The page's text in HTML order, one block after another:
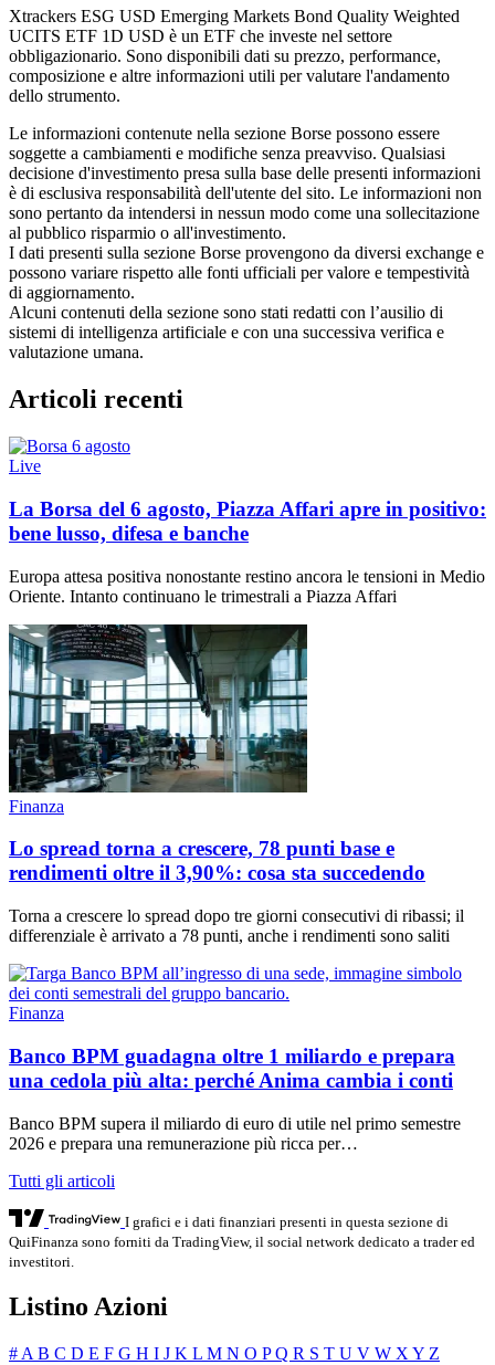
Xtrackers ESG USD Emerging Markets Bond Quality Weighted
UCITS ETF 1D USD è un ETF che investe nel settore
obbligazionario. Sono disponibili dati su prezzo, performance,
composizione e altre informazioni utili per valutare l'andamento
dello strumento.
Le informazioni contenute nella sezione Borse possono essere
soggette a cambiamenti e modifiche senza preavviso. Qualsiasi
decisione d'investimento presa sulla base delle presenti informazioni
è di esclusiva responsabilità dell'utente del sito. Le informazioni non
sono pertanto da intendersi in nessun modo come una sollecitazione
al pubblico risparmio o all'investimento.
I dati presenti sulla sezione Borse provengono da diversi exchange e
possono variare rispetto alle fonti ufficiali per valore e tempestività
di aggiornamento.
Alcuni contenuti della sezione sono stati redatti con l’ausilio di
sistemi di intelligenza artificiale e con una successiva verifica e
valutazione umana.
Articoli recenti
Live
La Borsa del 6 agosto, Piazza Affari apre in positivo:
bene lusso, difesa e banche
Europa attesa positiva nonostante restino ancora le tensioni in Medio
Oriente. Intanto continuano le trimestrali a Piazza Affari
Finanza
Lo spread torna a crescere, 78 punti base e
rendimenti oltre il 3,90%: cosa sta succedendo
Torna a crescere lo spread dopo tre giorni consecutivi di ribassi; il
differenziale è arrivato a 78 punti, anche i rendimenti sono saliti
Finanza
Banco BPM guadagna oltre 1 miliardo e prepara
una cedola più alta: perché Anima cambia i conti
Banco BPM supera il miliardo di euro di utile nel primo semestre
2026 e prepara una remunerazione più ricca per…
Tutti gli articoli
I grafici e i dati finanziari presenti in questa sezione di
QuiFinanza sono forniti da TradingView, il social network dedicato a trader ed
investitori.
Listino Azioni
# A B C D E F G H I J K L M N O PQ R S T U V W X Y Z